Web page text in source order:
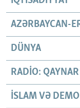
AZƏRBAYCAN-
DÜNYA
RADIO:
İSLAM VƏ